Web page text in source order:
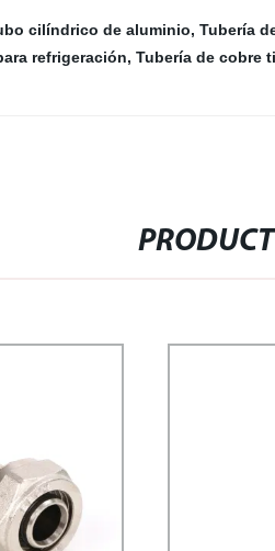
cilíndrico de aluminio, Tubería
refrigeración, Tubería de cobre